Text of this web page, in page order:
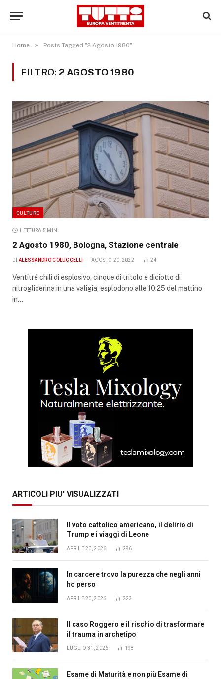
Home » Posts Tagged "2 Agosto 1980"
FILTRO: 2 AGOSTO 1980
CULTURE
LETTURA 5 MIN.
2 Agosto 1980, Bologna, Stazione centrale
DI ALESSANDRO COLUCCELLI AGOSTO 20, 2022 24
Ventitré chili di esplosivo, cinque di tritolo e diciotto di
nitroglicerina in una valigia, esplodono alle 10:25 del mattino
in…
ARTICOLI PIU' VISUALIZZATI
Il voto cattolico americano, il delirio di
Trump e i viaggi di Leone
APRILE 20, 2026 296
In carcere trovo la purezza che negli anni
ho perso
APRILE 20, 2026 223
Il caso Roggero e il rischio di trasformare
il trauma in archetipo
LUGLIO 31, 2026 198
Esame di Maturità e non più Esame di